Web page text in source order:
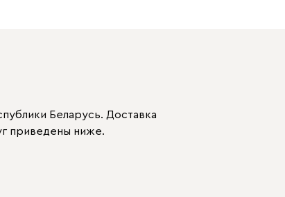
Беларусь. Доставка
приведены ниже.